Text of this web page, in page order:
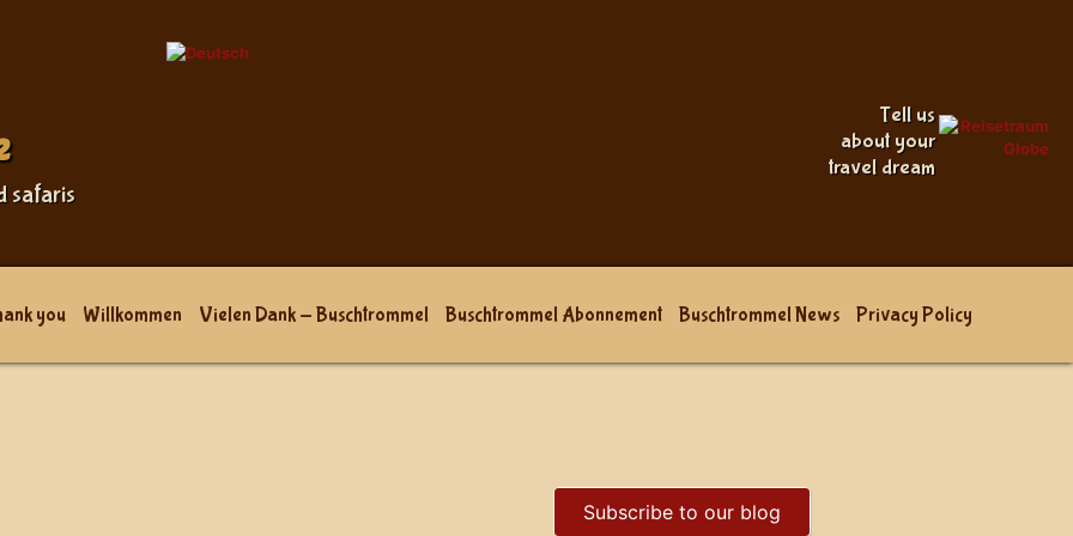
safaris
Tell us
about your
travel dream
you Willkommen Vielen Dank - Buschtrommel Buschtrommel Abonnement Buschtrommel News Privacy Policy
Subscribe to our blog